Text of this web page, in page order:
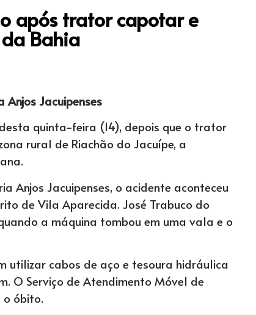
após trator capotar e
Bahia
Anjos Jacuipenses
quinta-feira (14), depois que o trator
rural de Riachão do Jacuípe, a
Anjos Jacuipenses, o acidente aconteceu
de Vila Aparecida. José Trabuco do
a máquina tombou em uma vala e o
utilizar cabos de aço e tesoura hidráulica
O Serviço de Atendimento Móvel de
o óbito.